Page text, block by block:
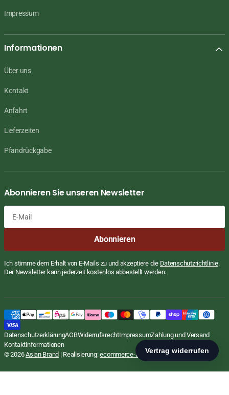
Melone Drink mit Kokosgelee, Mogu
inkl. MwSt., zzgl.Versand
Regulärer
€1,99
STÜCKPREIS
€6,22
In den Warenkorb
Impressum
Informationen
Über uns
Kontakt
Anfahrt
Lieferzeiten
Pfandrückgabe
Abonnieren Sie unseren Newsletter
Abonnieren
Ich stimme dem Erhalt von E-Mails zu und akzeptiere die Datenschutzrichtlinie.
Der Newsletter kann jederzeit kostenlos abbestellt werden.
DatenschutzerklärungAGBWiderrufsrechtImpressumZahlung und Versand
Kontaktinformationen
© 2026Asian Brand | Realisierung:ecommerce-agentur.net